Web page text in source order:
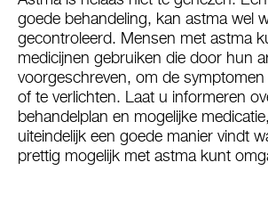
goede behandeling, kan astma wel
gecontroleerd. Mensen met astma
medicijnen gebruiken die door hun
voorgeschreven, om de
of te verlichten. Laat u informeren
behandelplan en mogelijke
uiteindelijk een goede manier vindt
prettig mogelijk met astma kunt